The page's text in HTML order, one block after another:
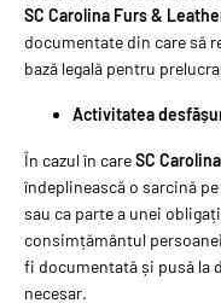
SC Carolina Furs &
documentate din care să
bază legală pentru
Activitatea
În cazul în careSC
îndeplinească o sarcină
sau ca parte a unei
consimțământul
fi documentată și pusă la
necesar.